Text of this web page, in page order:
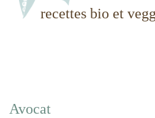
recettes bio et
Avocat